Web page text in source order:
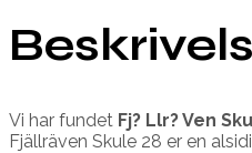
Vi har fundet Fj? Llr? Ven
Fjällräven Skule 28 er en